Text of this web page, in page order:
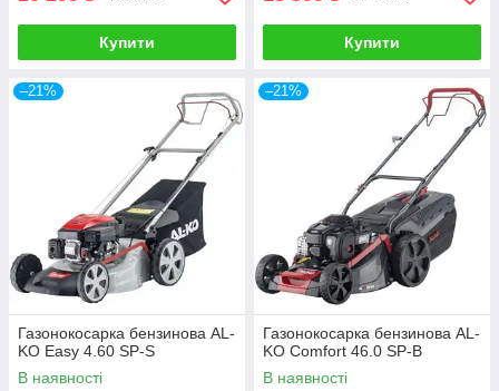
Купити Купити
–21%
Газонокосарка бензинова AL-
KO Easy 4.60 SP-S
В наявності
–21%
Газонокосарка бензинова AL-
KO Comfort 46.0 SP-B
В наявності